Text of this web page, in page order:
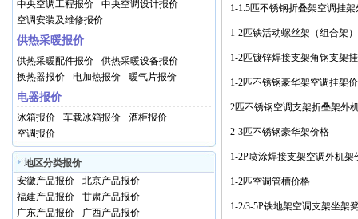
1-1.5匹不锈钢折叠架空调挂
格
1-2匹铁活动螺丝架（组合架
1-2匹镀锌焊接支架角钢支架
1-2匹不锈钢豪华架空调挂架
2匹不锈钢空调支架折叠架外
2-3匹不锈钢豪华架价格
1-2P喷涂焊接支架空调外机架
1-2匹空调管槽价格
1-2/3-5P铁地架空调支架坐架
中央空调工程报价
中央空调设计报价
空调安装及维修报价
供热采暖报价
供热采暖配件报价
供热采暖设备报价
换热器报价
电加热报价 暖气片报价
电器报价
冰箱报价 车载冰箱报价
酒柜报价
空调报价
地区分类报价
安徽产品报价
北京产品报价
福建产品报价
甘肃产品报价
广东产品报价
广西产品报价